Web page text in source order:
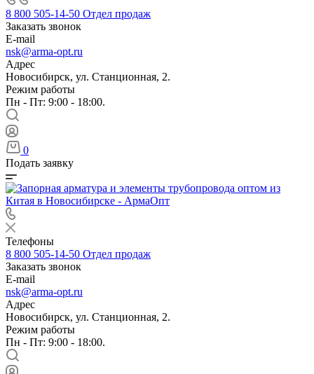
8 800 505-14-50 Отдел продаж
Заказать звонок
E-mail
nsk@arma-opt.ru
Адрес
Новосибирск, ул. Станционная, 2.
Режим работы
Пн - Пт: 9:00 - 18:00.
0
Подать заявку
Телефоны
8 800 505-14-50 Отдел продаж
Заказать звонок
E-mail
nsk@arma-opt.ru
Адрес
Новосибирск, ул. Станционная, 2.
Режим работы
Пн - Пт: 9:00 - 18:00.